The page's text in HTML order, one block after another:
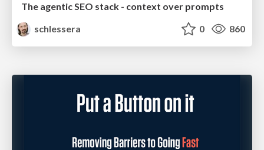
The agentic SEO stack - context over prompts
schlessera
0 860